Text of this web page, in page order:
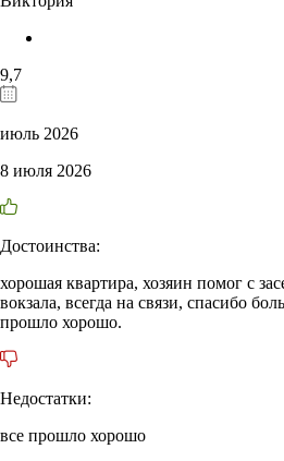
9,7
июль 2026
8 июля 2026
Достоинства:
хорошая квартира, хозяин помог с
вокзала, всегда на связи, спасибо
прошло хорошо.
Недостатки:
все прошло хорошо